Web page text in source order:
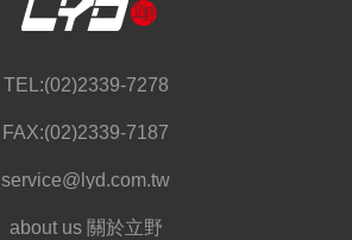
TEL:(02)2339-7278
FAX:(02)2339-7187
service@lyd.com.tw
about us 關於立野